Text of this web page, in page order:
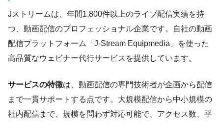
Jストリームは、年間1,800件以上のライブ配信実績を持
つ、動画配信のプロフェッショナル企業です。自社の動画
配信プラットフォーム「J-Stream Equipmedia」を使った
高品質なウェビナー代行サービスを提供しています。
サービスの特徴は、動画配信の専門技術者が企画から配信
まで一貫サポートする点です。大規模配信から中小規模の
社内配信まで、規模を問わず対応可能で、アクセス数、平